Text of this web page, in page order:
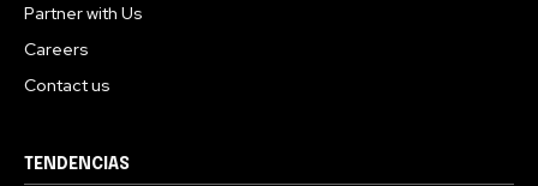
Partner with Us
Careers
Contact us
TENDENCIAS